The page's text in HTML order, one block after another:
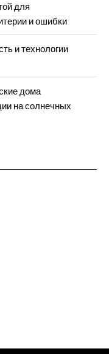
для
и ошибки
и технологии
дома
на солнечных